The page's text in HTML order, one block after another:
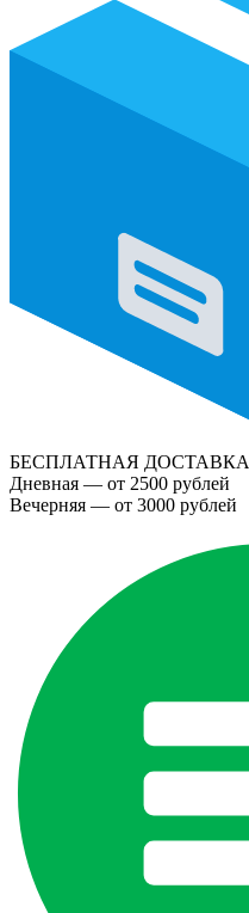
БЕСПЛАТНАЯ ДОСТАВКА
Дневная — от 2500 рублей
Вечерняя — от 3000 рублей